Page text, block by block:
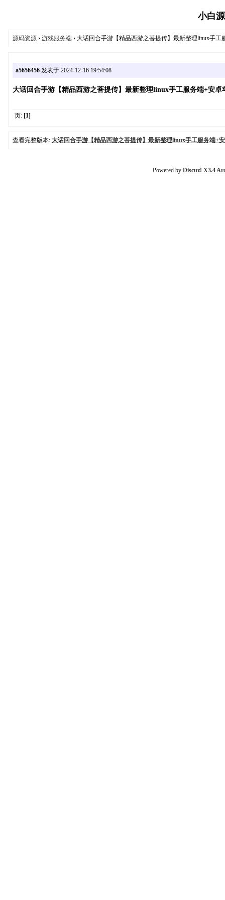
小白
源码资源› 游戏服务端› 大话回合手游【精品西游之菩提传】最新整理linux手工
a5656456发表于 2024-12-16 19:54:08
大话回合手游【精品西游之菩提传】最新整理linux手工服务端+安卓
页: [1]
查看完整版本: 大话回合手游【精品西游之菩提传】最新整理linux手工服务端+
Powered by Discuz! X3.4